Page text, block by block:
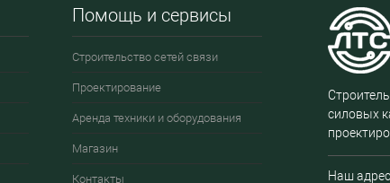
Помощь и сервисы
Строительство сетей связи
Проектирование
Аренда техники и оборудования
Магазин
Контакты
силовых
Наш